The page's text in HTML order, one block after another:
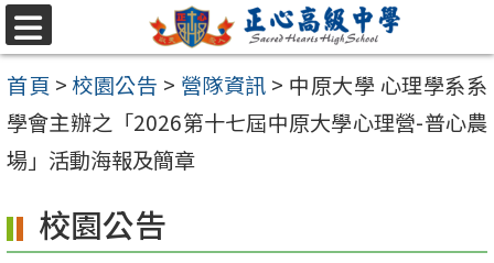
跳至主要內容區
選
單
首頁 >校園公告 > 營隊資訊 > 中原大學 心理學系系
學會主辦之「2026第十七屆中原大學心理營-普心農
場」活動海報及簡章
校園公告